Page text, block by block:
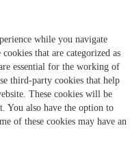
while you navigate
that are categorized as
essential for the working of
third-party cookies that help
These cookies will be
You also have the option to
of these cookies may have an